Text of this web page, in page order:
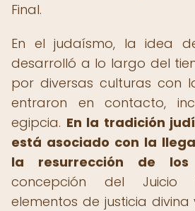
Final.
En el judaísmo, la idea
desarrolló a lo largo del
por diversas culturas con
entraron en contacto,
egipcia. En la tradición
está asociado con la
la resurrección de los
concepción del Juicio
elementos de justicia divina